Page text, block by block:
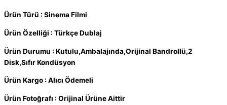
Ürün Türü : Sinema Filmi
Ürün Özelliği : Türkçe Dublaj
Ürün Durumu : Kutulu,Ambalajında,Orijinal Bandrollü,2
Disk,Sıfır Kondüsyon
Ürün Kargo : Alıcı Ödemeli
Ürün Fotoğrafı : Orijinal Ürüne Aittir